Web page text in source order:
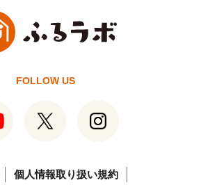
FOLLOW US
個人情報取り扱い規約